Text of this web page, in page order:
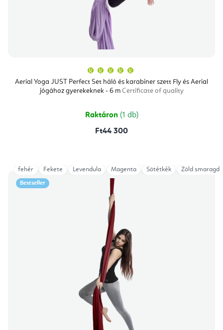
Aerial Yoga JUST Perfect Set háló és karabiner szett Fly és Aerial
jógához gyerekeknek - 6 m Certificate of quality
átlagos
értékelése
5-
csillag.
Raktáron (1 db)
Ft44 300
Bestseller
fehér Fekete Levendula Magenta Sötétkék Zöld smaragd